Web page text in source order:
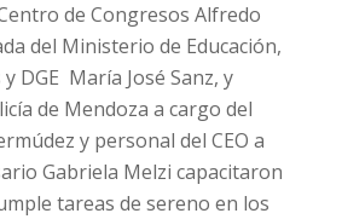
de Congresos Alfredo
del Ministerio de Educación,
DGE María José Sanz, y
de Mendoza a cargo del
y personal del CEO a
Gabriela Melzi capacitaron
tareas de sereno en los